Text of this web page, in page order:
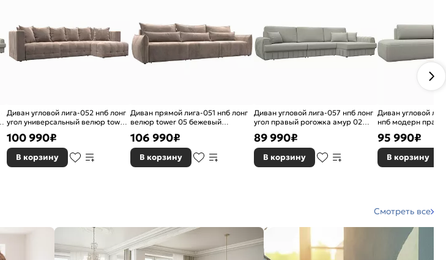
Диван угловой лига-052 нпб лонг
угол универсальный велюр tower
100 990₽
В корзину
Диван прямой лига-051 нпб лонг
велюр tower 05 бежевый
106 990₽
В корзину
Диван угловой лига-057 нпб лонг
угол правый рогожка амур 02
89 990₽
В корзину
Диван угловой
нпб модерн
95 990₽
В корзину
Смотреть все